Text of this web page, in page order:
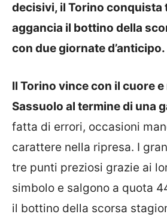
decisivi, il Torino conquista
aggancia il bottino della
con due giornate d’anticipo.
Il Torino vince con il cuore
Sassuolo al termine di una
fatta di errori, occasioni
carattere nella ripresa. I
tre punti preziosi grazie ai
simbolo e salgono a quota
il bottino della scorsa